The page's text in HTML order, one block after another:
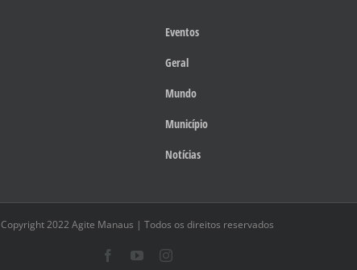
Eventos
Geral
Mundo
Município
Notícias
Copyright 2022 Agite Manaus | Todos os direitos reservados
FacebookYouTubeInstagram